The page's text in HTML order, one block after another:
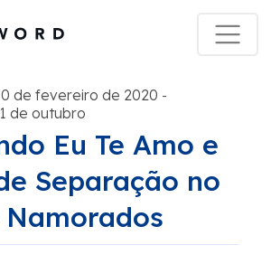
de fevereiro de 2020 -
de outubro
Eu Te Amo e
Separação no
Namorados